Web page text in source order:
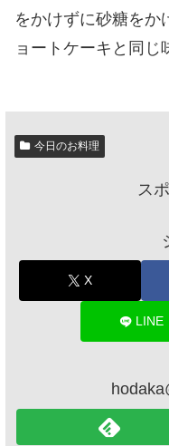
をかけずに砂糖をか
ョートケーキと同じ
今日のお料理
ス
X
LINE